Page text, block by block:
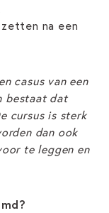
na een
casus van een
bestaat dat
cursus is sterk
dan ook
te leggen en